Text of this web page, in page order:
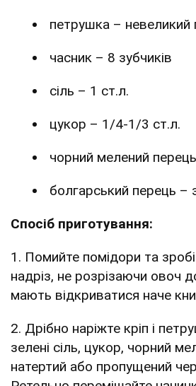
петрушка – невеликий
часник – 8 зубчиків
сіль – 1 ст.л.
цукор – 1/4-1/3 ст.л.
чорний мелений
болгарський перець –
Спосіб приготування:
1. Помийте помідори та
надріз, не розрізаючи овоч
мають відкриватися наче
2. Дрібно наріжте кріп і
зелені сіль, цукор, чорний
натертий або пропущений